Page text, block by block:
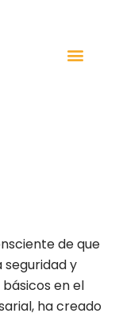
de que
seguridad y
en el
ha creado